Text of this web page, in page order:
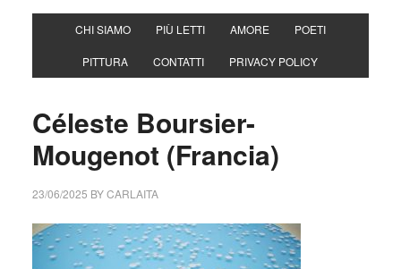
CHI SIAMO PIÙ LETTI AMORE POETI
PITTURA CONTATTI PRIVACY POLICY
Céleste Boursier-
Mougenot (Francia)
23/06/2025 BYCARLAITA